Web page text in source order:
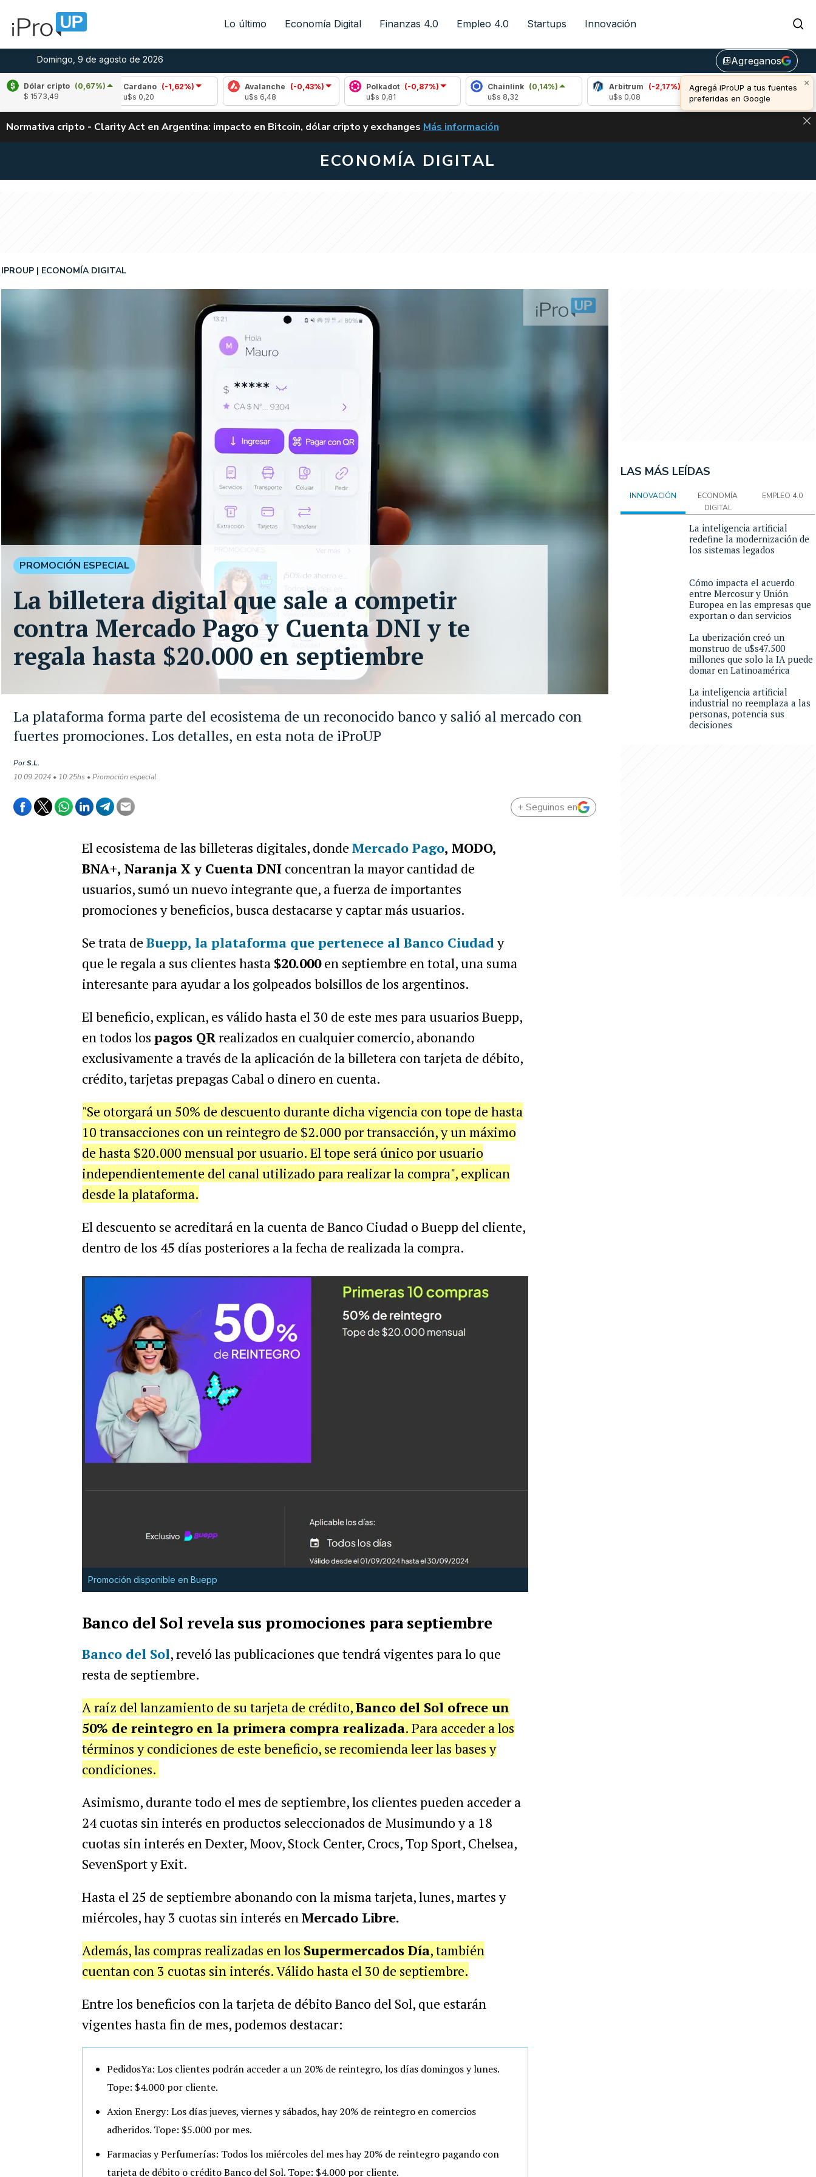
Lo último Economía Digital Finanzas 4.0 Empleo 4.0 Startups Innovación
Domingo, 9 de agosto de 2026 library_addAgreganos
×
Agregá iProUP a tus fuentes
preferidas en Google
Dólar cripto (0,67%)
$ 1573,49
Cardano
(-1,62%)
Avalanche (-0,43%)
Polkadot
(-0,87%)
Chainlink
(0,14%)
Arbitrum
(-2,17%)
Bitcoin (-0,11%)
u$s 64.908,00
Normativa cripto - Clarity Act en Argentina: impacto en Bitcoin, dólar cripto y exchanges CLARITY ACT EN ARGENTINA: IMPACTO EN BITCOIN, DÓLAR CRIPTO Y EXCHANGES
Más información
ECONOMÍA DIGITAL
La plataforma forma parte del ecosistema de un reconocido banco y salió al mercado con
fuertes promociones. Los detalles, en esta nota de iProUP
IPROUP ECONOMÍA DIGITAL
PorS.L.
10.09.2024 • 10:25hs • Promoción especial
PROMOCIÓN ESPECIAL
La billetera digital que sale a competir
contra Mercado Pago y Cuenta DNI y te
regala hasta $20.000 en septiembre
+ Seguinos en
El ecosistema de las billeteras digitales, donde Mercado Pago, MODO,
BNA+, Naranja X y Cuenta DNIconcentran la mayor cantidad de
usuarios, sumó un nuevo integrante que, a fuerza de importantes
promociones y beneficios, busca destacarse y captar más usuarios.
Se trata de Buepp, la plataforma que pertenece al Banco Ciudady
que le regala a sus clientes hasta $20.000en septiembre en total, una suma
interesante para ayudar a los golpeados bolsillos de los argentinos.
El beneficio, explican, es válido hasta el 30 de este mes para usuarios Buepp,
en todos los pagos QRrealizados en cualquier comercio, abonando
exclusivamente a través de la aplicación de la billetera con tarjeta de débito,
crédito, tarjetas prepagas Cabal o dinero en cuenta.
"Se otorgará un 50% de descuento durante dicha vigencia con tope de hasta
10 transacciones con un reintegro de $2.000 por transacción, y un máximo
de hasta $20.000 mensual por usuario. El tope será único por usuario
independientemente del canal utilizado para realizar la compra", explican
desde la plataforma.
El descuento se acreditará en la cuenta de Banco Ciudad o Buepp del cliente,
dentro de los 45 días posteriores a la fecha de realizada la compra.
Promoción disponible en Buepp
Banco del Sol revela sus promociones para septiembre
Banco del Sol, reveló las publicaciones que tendrá vigentes para lo que
resta de septiembre.
A raíz del lanzamiento de su tarjeta de crédito,Banco del Sol ofrece un
50% de reintegro en la primera compra realizada. Para acceder a los
términos y condiciones de este beneficio, se recomienda leer las bases y
condiciones.
Asimismo, durante todo el mes de septiembre, los clientes pueden acceder a
24 cuotas sin interés en productos seleccionados de Musimundo y a 18
cuotas sin interés en Dexter, Moov, Stock Center, Crocs, Top Sport, Chelsea,
SevenSport y Exit.
Hasta el 25 de septiembre abonando con la misma tarjeta, lunes, martes y
miércoles, hay 3 cuotas sin interés enMercado Libre.
Además, las compras realizadas en los Supermercados Día, también
cuentan con 3 cuotas sin interés. Válido hasta el 30 de septiembre.
Entre los beneficios con la tarjeta de débito Banco del Sol, que estarán
vigentes hasta fin de mes, podemos destacar:
PedidosYa: Los clientes podrán acceder a un 20% de reintegro, los días domingos y lunes.
Tope: $4.000 por cliente.
Axion Energy: Los días jueves, viernes y sábados, hay 20% de reintegro en comercios
adheridos. Tope: $5.000 por mes.
Farmacias y Perfumerías: Todos los miércoles del mes hay 20% de reintegro pagando con
tarjeta de débito o crédito Banco del Sol. Tope: $4.000 por cliente.
LAS MÁS LEÍDAS
INNOVACIÓN
ECONOMÍA
DIGITAL
EMPLEO 4.0
La inteligencia artificial
redefine la modernización de
los sistemas legados
Cómo impacta el acuerdo
entre Mercosur y Unión
Europea en las empresas que
exportan o dan servicios
La uberización creó un
monstruo de u$s47.500
millones que solo la IA puede
domar en Latinoamérica
La inteligencia artificial
industrial no reemplaza a las
personas, potencia sus
decisiones